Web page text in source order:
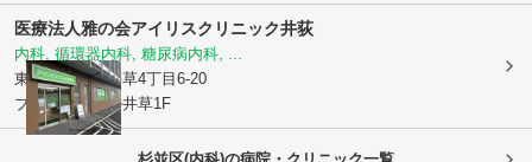
医療法人雅の会アイリスクリニック井荻
内科, 循環器内科, 糖尿病内科, ...
東京都杉並区井草4丁目6-20
ブランシエール井草1F